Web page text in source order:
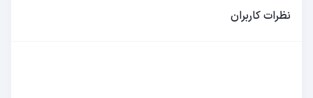
نظرات کاربران